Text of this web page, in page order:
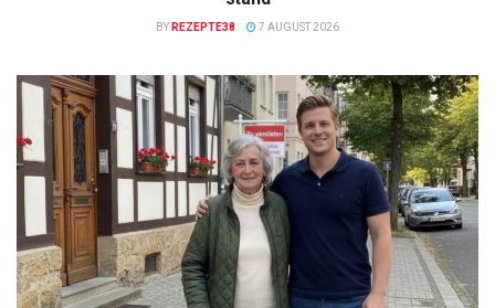
BY REZEPTE38 7 AUGUST 2026